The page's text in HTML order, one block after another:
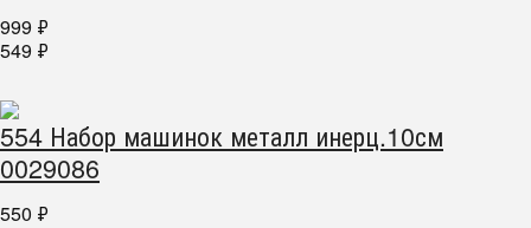
999 ₽
549 ₽
554 Набор машинок металл инерц.10см
0029086
550 ₽